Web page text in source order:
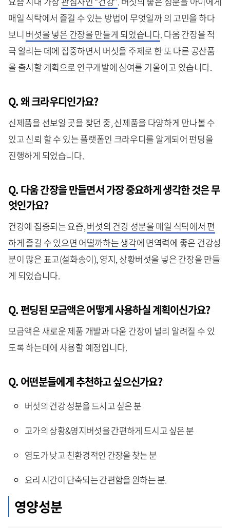
매일 식탁에서 즐길 수 있는 방법이 무엇일까 의 고민을 하다
보니 버섯을 넣은 간장을 만들게 되었습니다. 다움 간장을 적
극 알리는 데에 집중하면서 버섯을 주제로 한 또 다른 공산품
을 출시할 계획으로 연구개발에 심여를 기울이고 있습니다.
Q. 왜 크라우디인가요?
신제품을 선보일 곳을 찾던 중, 신제품을 다양하게 만나볼 수
있고 신뢰 할 수 있는 플랫폼인 크라우디를 알게되어 펀딩을
진행하게 되었습니다.
Q. 다움 간장을 만들면서 가장 중요하게 생각한 것은 무
엇인가요?
건강에 집중되는 요즘,버섯의 건강 성분을 매일 식탁에서 편
하게 즐길 수 있으면 어떨까하는 생각에 면역력에 좋은 건강성
분이 많은 표고(설화송이), 영지, 상황버섯을 넣은 간장을 만들
게 되었습니다.
Q. 펀딩된 모금액은 어떻게 사용하실 계획이신가요?
모금액은 새로운 제품 개발과 다움 간장이 널리 알려질 수 있
도록 하는데에 사용할 예정입니다.
Q. 어떤분들에게 추천하고 싶으신가요?
버섯의 건강 성분을 드시고 싶은 분
고가의 상황&영지버섯을 간편하게 드시고 싶은 분
염도가 낮고 친환경적인 간장을 찾는 분
요리 시간이 단축되는 간편함을 원하는 분.
영양성분